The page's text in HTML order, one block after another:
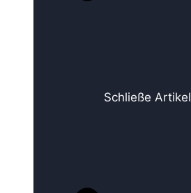
Schließe Artikel